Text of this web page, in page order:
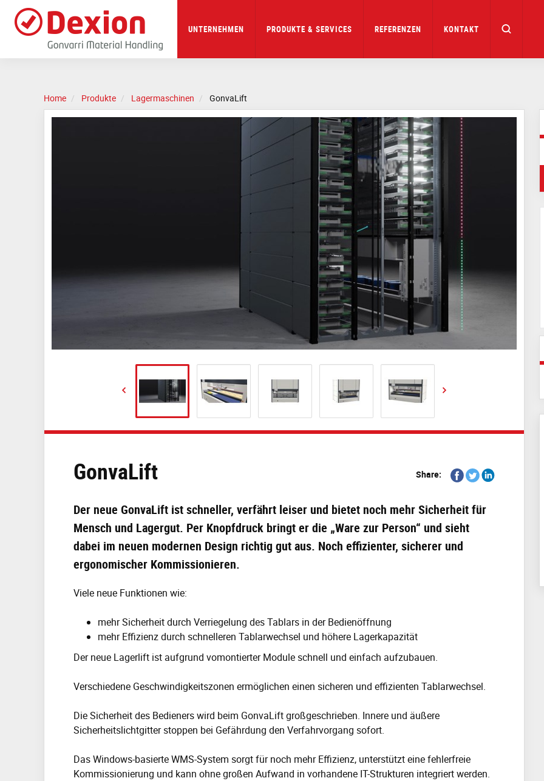
main
UNTERNEHMEN PRODUKTE & SERVICES REFERENZEN KONTAKT
Home Produkte Lagermaschinen GonvaLift
GonvaLift Share:
ShareShareShare
Der neue GonvaLift ist schneller, verfährt leiser und bietet noch mehr Sicherheit für
Mensch und Lagergut. Per Knopfdruck bringt er die „Ware zur Person“ und sieht
dabei im neuen modernen Design richtig gut aus. Noch effizienter, sicherer und
ergonomischer Kommissionieren.
Viele neue Funktionen wie:
mehr Sicherheit durch Verriegelung des Tablars in der Bedienöffnung
mehr Effizienz durch schnelleren Tablarwechsel und höhere Lagerkapazität
Der neue Lagerlift ist aufgrund vomontierter Module schnell und einfach aufzubauen.
Verschiedene Geschwindigkeitszonen ermöglichen einen sicheren und effizienten Tablarwechsel.
Die Sicherheit des Bedieners wird beim GonvaLift großgeschrieben. Innere und äußere
Sicherheitslichtgitter stoppen bei Gefährdung den Verfahrvorgang sofort.
Das Windows-basierte WMS-System sorgt für noch mehr Effizienz, unterstützt eine fehlerfreie
Kommissionierung und kann ohne großen Aufwand in vorhandene IT-Strukturen integriert werden.